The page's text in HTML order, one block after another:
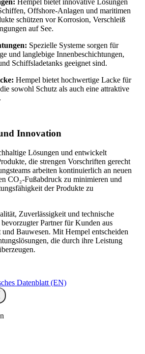
Offshore-Anlagen und maritimen
schützen vor Korrosion, Verschleiß
auf See.
Spezielle Systeme sorgen für
und langlebige Innenbeschichtungen,
Schiffsladetanks geeignet sind.
Hempel bietet hochwertige Lacke für
sowohl Schutz als auch eine attraktive
Innovation
Lösungen und entwickelt
die strengen Vorschriften gerecht
arbeiten kontinuierlich an neuen
CO₂-Fußabdruck zu minimieren und
der Produkte zu
Zuverlässigkeit und technische
Partner für Kunden aus
Bauwesen. Mit Hempel entscheiden
die durch ihre Leistung
Datenblatt (EN)